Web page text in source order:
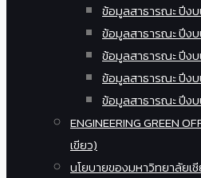
ข้อมูลสาธารณะ ปีง
ข้อมูลสาธารณะ ปีง
ข้อมูลสาธารณะ ปีง
ข้อมูลสาธารณะ ปีง
ข้อมูลสาธารณะ ปีง
ENGINEERING GREEN
เขียว)
นโยบายของมหาวิทยาลัยเ